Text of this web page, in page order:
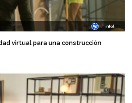
virtual para una construcción